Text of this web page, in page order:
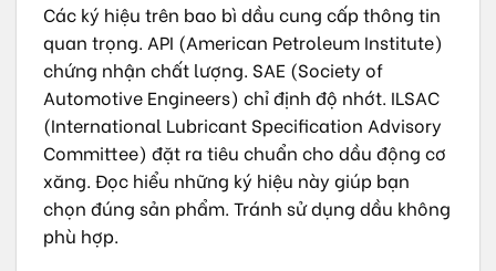
Các ký hiệu trên bao bì dầu cung cấp thông tin
quan trọng. API (American Petroleum Institute)
chứng nhận chất lượng. SAE (Society of
Automotive Engineers) chỉ định độ nhớt. ILSAC
(International Lubricant Specification Advisory
Committee) đặt ra tiêu chuẩn cho dầu động cơ
xăng. Đọc hiểu những ký hiệu này giúp bạn
chọn đúng sản phẩm. Tránh sử dụng dầu không
phù hợp.